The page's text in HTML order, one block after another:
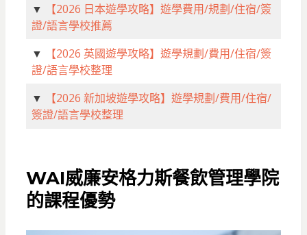
▼
【2026 日本遊學攻略】遊學費用/規劃/住宿/簽
證/語言學校推薦
▼
【2026 英國遊學攻略】遊學規劃/費用/住宿/簽
證/語言學校整理
▼
【2026 新加坡遊學攻略】遊學規劃/費用/住宿/
簽證/語言學校整理
WAI威廉安格力斯餐飲管理學院
的課程優勢